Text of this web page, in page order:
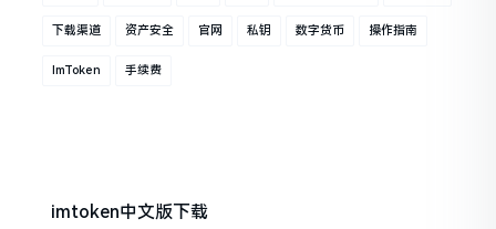
下载渠道 资产安全 官网 私钥 数字货币 操作指南
ImToken 手续费
imtoken中文版下载